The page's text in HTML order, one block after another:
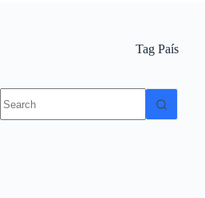
Tag País